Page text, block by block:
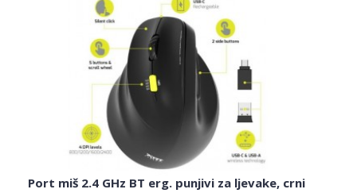
Port miš 2.4 GHz BT erg. punjivi za ljevake, crni